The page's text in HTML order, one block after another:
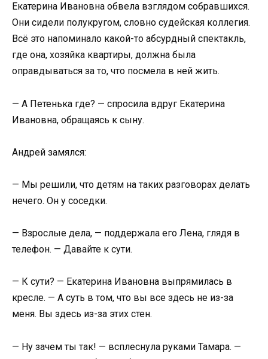
Екатерина Ивановна обвела взглядом собравшихся.
Они сидели полукругом, словно судейская коллегия.
Всё это напоминало какой-то абсурдный спектакль,
где она, хозяйка квартиры, должна была
оправдываться за то, что посмела в ней жить.
— А Петенька где? — спросила вдруг Екатерина
Ивановна, обращаясь к сыну.
Андрей замялся:
— Мы решили, что детям на таких разговорах делать
нечего. Он у соседки.
— Взрослые дела, — поддержала его Лена, глядя в
телефон. — Давайте к сути.
— К сути? — Екатерина Ивановна выпрямилась в
кресле. — А суть в том, что вы все здесь не из-за
меня. Вы здесь из-за этих стен.
— Ну зачем ты так! — всплеснула руками Тамара. —